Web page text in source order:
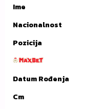
Ime
Nacionalnost
Pozicija
Datum Rođenja
Cm